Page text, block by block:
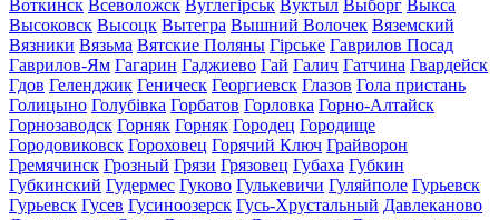
Воткинск Всеволожск Вуглегірськ Вуктыл Выборг Выкса
Высоковск Высоцк Вытегра Вышний Волочек Вяземский
Вязники Вязьма Вятские Поляны Гірське Гаврилов Посад
Гаврилов-Ям Гагарин Гаджиево Гай Галич Гатчина Гвардейск
Гдов Геленджик Геническ Георгиевск Глазов Гола пристань
Голицыно Голубівка Горбатов Горловка Горно-Алтайск
Горнозаводск Горняк Горняк Городец Городище
Городовиковск Гороховец Горячий Ключ Грайворон
Гремячинск Грозный Грязи Грязовец Губаха Губкин
Губкинский Гудермес Гуково Гулькевичи Гуляйполе Гурьевск
Гурьевск Гусев Гусиноозерск Гусь-Хрустальный Давлеканово